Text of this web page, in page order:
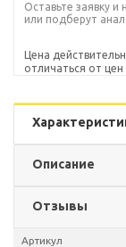
Оставьте заявку
или подберут
Цена
отличаться от
Описание
Отзывы